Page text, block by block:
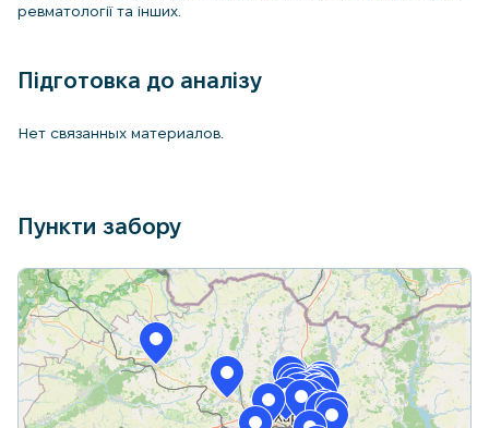
ревматології та інших.
Підготовка до аналізу
Нет связанных материалов.
Пункти забору
+
−